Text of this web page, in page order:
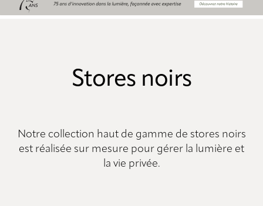
Stores noirs
Notre collection haut de gamme de stores noirs
est réalisée sur mesure pour gérer la lumière et
la vie privée.